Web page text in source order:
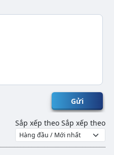
Gửi
Sắp xếp theo Sắp xếp theo